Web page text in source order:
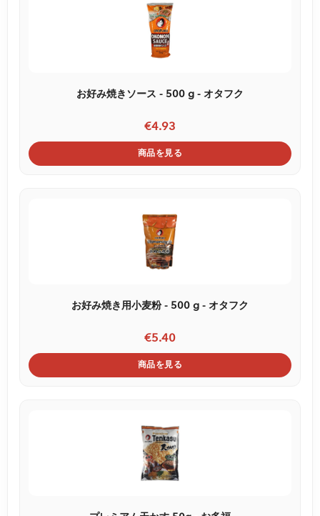
お好み焼きソース - 500 g - オタフク
€4.93
商品を見る
お好み焼き用小麦粉 - 500 g - オタフク
€5.40
商品を見る